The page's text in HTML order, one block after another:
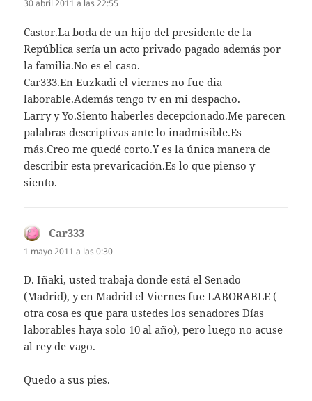
30 abril 2011 a las 22:55
Castor.La boda de un hijo del presidente de la
República sería un acto privado pagado además por
la familia.No es el caso.
Car333.En Euzkadi el viernes no fue dia
laborable.Además tengo tv en mi despacho.
Larry y Yo.Siento haberles decepcionado.Me parecen
palabras descriptivas ante lo inadmisible.Es
más.Creo me quedé corto.Y es la única manera de
describir esta prevaricación.Es lo que pienso y
siento.
Car333
1 mayo 2011 a las 0:30
D. Iñaki, usted trabaja donde está el Senado
(Madrid), y en Madrid el Viernes fue LABORABLE (
otra cosa es que para ustedes los senadores Días
laborables haya solo 10 al año), pero luego no acuse
al rey de vago.
Quedo a sus pies.